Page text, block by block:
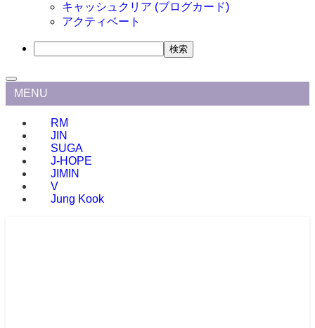
キャッシュクリア (ブログカード)
アクティベート
検
索
MENU
RM
JIN
SUGA
J-HOPE
JIMIN
V
Jung Kook